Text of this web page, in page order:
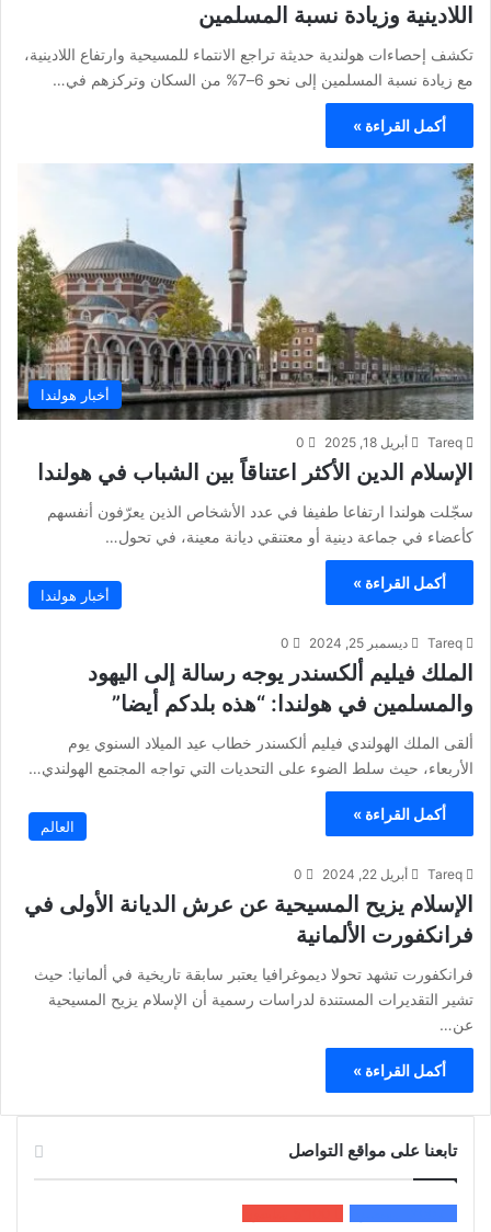
اللادينية وزيادة نسبة المسلمين
تكشف إحصاءات هولندية حديثة تراجع الانتماء للمسيحية وارتفاع اللادينية،
مع زيادة نسبة المسلمين إلى نحو 6–7% من السكان وتركزهم في…
أكمل القراءة »
أخبار هولندا
Tareq أبريل 18, 2025 0
الإسلام الدين الأكثر اعتناقاً بين الشباب في هولندا
سجّلت هولندا ارتفاعا طفيفا في عدد الأشخاص الذين يعرّفون أنفسهم
كأعضاء في جماعة دينية أو معتنقي ديانة معينة، في تحول…
أكمل القراءة »
أخبار هولندا
Tareq ديسمبر 25, 2024 0
الملك فيليم ألكسندر يوجه رسالة إلى اليهود
والمسلمين في هولندا: “هذه بلدكم أيضا”
ألقى الملك الهولندي فيليم ألكسندر خطاب عيد الميلاد السنوي يوم
الأربعاء، حيث سلط الضوء على التحديات التي تواجه المجتمع الهولندي…
أكمل القراءة »
العالم
Tareq أبريل 22, 2024 0
الإسلام يزيح المسيحية عن عرش الديانة الأولى في
فرانكفورت الألمانية
فرانكفورت تشهد تحولا ديموغرافيا يعتبر سابقة تاريخية في ألمانيا: حيث
تشير التقديرات المستندة لدراسات رسمية أن الإسلام يزيح المسيحية
عن…
أكمل القراءة »
تابعنا على مواقع التواصل